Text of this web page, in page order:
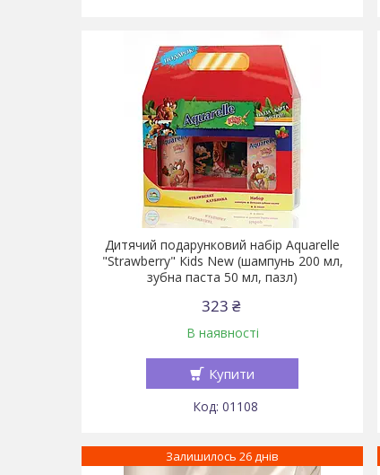
Дитячий подарунковий набір Aquarelle
"Strawberry" Кids New (шампунь 200 мл,
зубна паста 50 мл, пазл)
323 ₴
В наявності
Купити
01108
Залишилось 26 днів